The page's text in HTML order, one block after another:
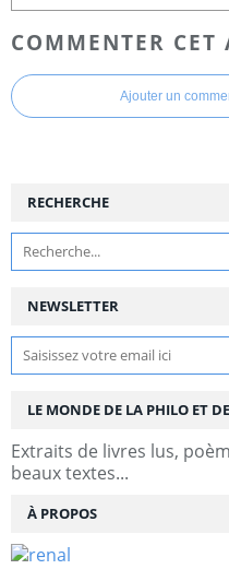
COMMENTER CET
Ajouter un
NEWSLETTER
RECHERCHE
LE MONDE DE LA PHILO ET
Extraits de livres lus,
beaux textes...
À PROPOS